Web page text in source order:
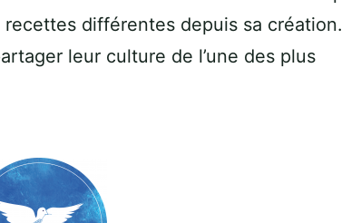
recettes différentes depuis sa création.
leur culture de l’une des plus